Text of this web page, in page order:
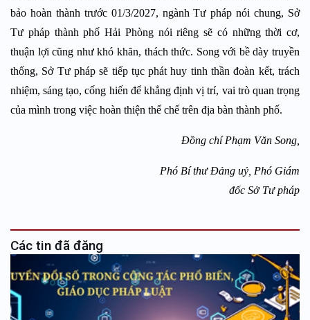
bảo hoàn thành trước 01/3/2027, ngành Tư pháp nói chung, Sở
Tư pháp thành phố Hải Phòng nói riêng sẽ có những thời cơ,
thuận lợi cũng như khó khăn, thách thức. Song với bề dày truyền
thống, Sở Tư pháp sẽ tiếp tục phát huy tinh thần đoàn kết, trách
nhiệm, sáng tạo, cống hiến để khẳng định vị trí, vai trò quan trọng
của mình trong việc hoàn thiện thể chế trên địa bàn thành phố.
Đồng chí Phạm Văn Song,
Phó Bí thư Đảng uỷ, Phó Giám
đốc Sở Tư pháp
Các tin đã đăng